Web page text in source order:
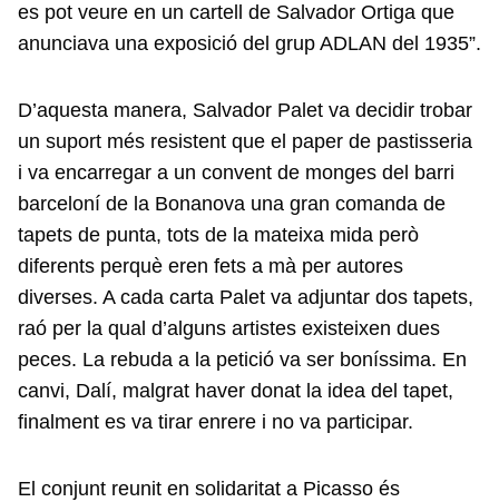
es pot veure en un cartell de Salvador Ortiga que
anunciava una exposició del grup ADLAN del 1935”.
D’aquesta manera, Salvador Palet va decidir trobar
un suport més resistent que el paper de pastisseria
i va encarregar a un convent de monges del barri
barceloní de la Bonanova una gran comanda de
tapets de punta, tots de la mateixa mida però
diferents perquè eren fets a mà per autores
diverses. A cada carta Palet va adjuntar dos tapets,
raó per la qual d’alguns artistes existeixen dues
peces. La rebuda a la petició va ser boníssima. En
canvi, Dalí, malgrat haver donat la idea del tapet,
finalment es va tirar enrere i no va participar.
El conjunt reunit en solidaritat a Picasso és